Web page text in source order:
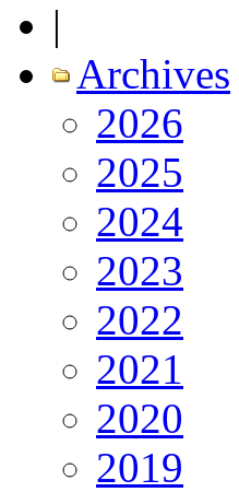
|
Archives
2026
2025
2024
2023
2022
2021
2020
2019